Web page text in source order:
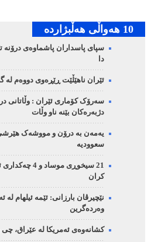
10 هه‌واڵی هه‌ڵبژارده‌
سپای پاسداران پاشماوەی درۆنە
دا
ئێران ناهێڵێت ڕێڕەوی دووەم لە
سەرۆک کۆماری ئێران : وڵاتانی
دژبەرەکان بێنە ناو وڵات
یەمەن بە درۆن و مووشەک
سعوودیە
21 سیخوڕی
کران
نێچیرڤان بارزانی: ئێمە ئیلهام
وەردەگرین
کشانەوەی ئەمریکا لە عێراق،